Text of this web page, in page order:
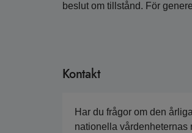
beslut om tillstånd. För
Kontakt
Har du frågor om den
nationella vårdenheternas